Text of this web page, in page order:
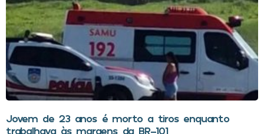
Jovem de 23 anos é morto a tiros enquanto
trabalhava às margens da BR-101